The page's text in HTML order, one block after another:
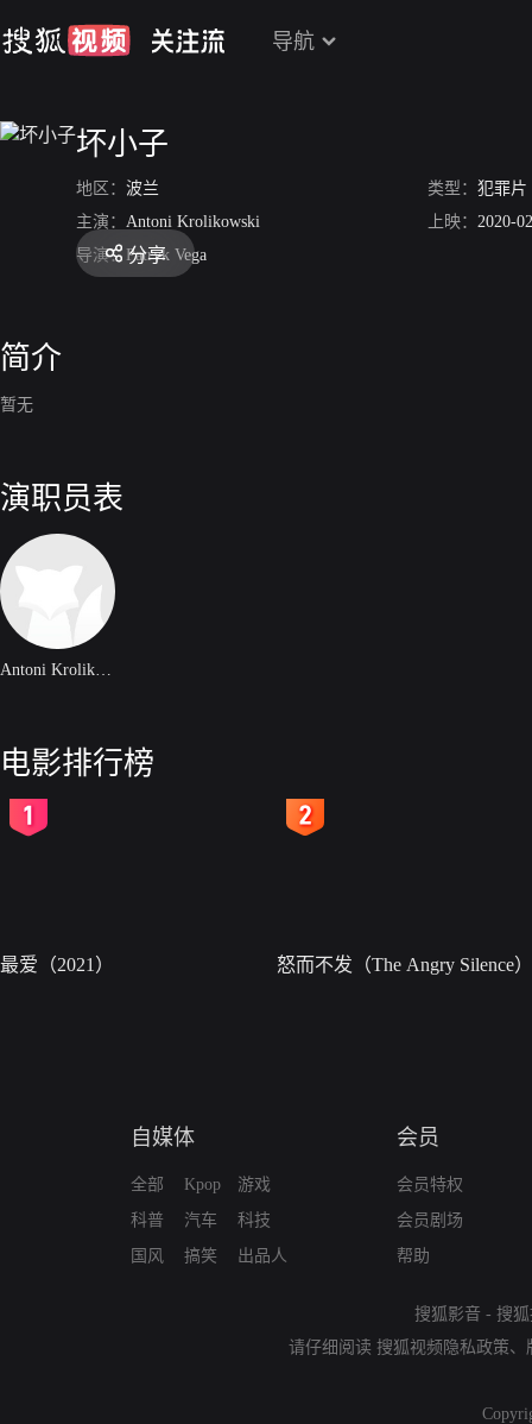
导航
坏小子
地区： 波兰 类型： 犯罪片
主演： Antoni Krolikowski 上映： 2020-
导演： Patryk Vega
分享
简介
暂无
演职员表
Antoni Krolikowski
电影排行榜
最爱（2021） 怒而不发（The Angry Silence
自媒体
全部
科普
国风
Kpop
汽车
搞笑
游戏
科技
出品人
会员
会员特权
会员剧场
帮助
搜狐影音 - 搜
请仔细阅读 搜狐视频隐私政策、